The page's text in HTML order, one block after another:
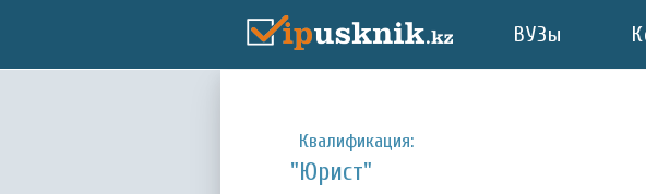
ВУЗы
Квалификация:
"Юрист"